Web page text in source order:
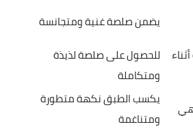
يضمن صلصة غنية ومتجانسة
للحصول على صلصة لذيذة
ومتكاملة
يكسب الطبق نكهة متطورة
ومتناغمة